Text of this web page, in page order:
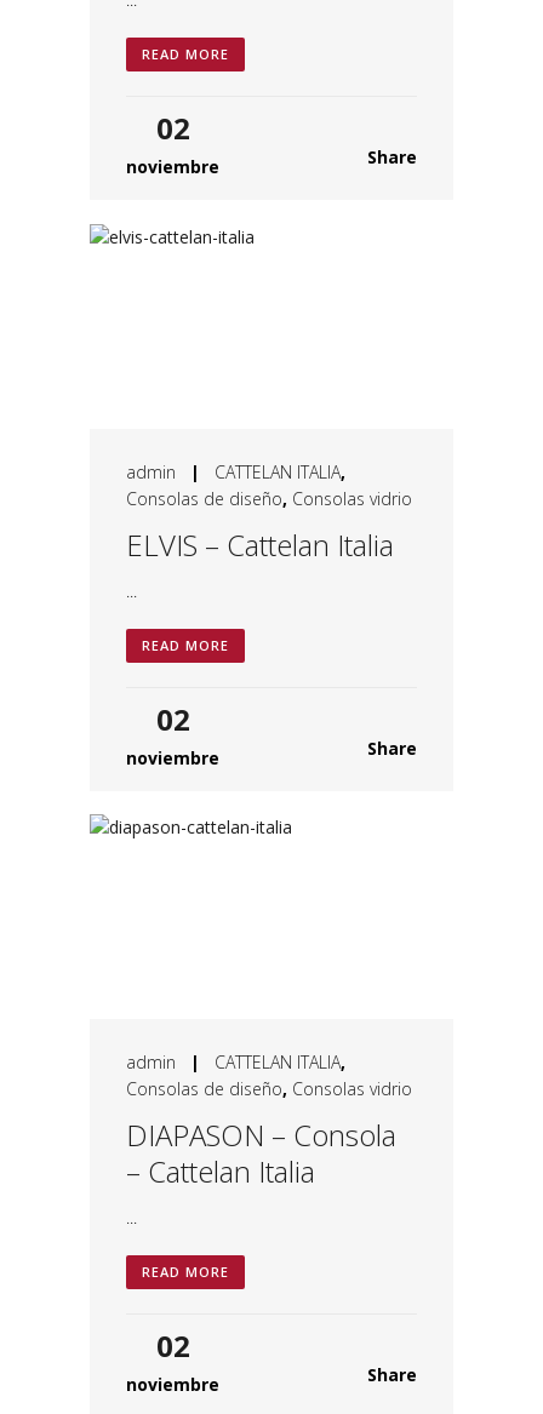
READ MORE
02
noviembre Share
admin | CATTELAN ITALIA,
Consolas de diseño, Consolas vidrio
ELVIS – Cattelan Italia
READ MORE
02
noviembre Share
admin | CATTELAN ITALIA,
Consolas de diseño, Consolas vidrio
DIAPASON – Consola
– Cattelan Italia
READ MORE
02
noviembre Share